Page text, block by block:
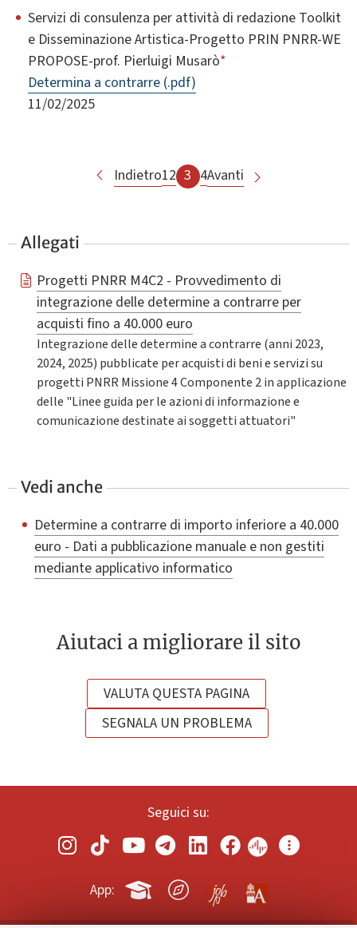
Servizi di consulenza per attività di redazione Toolkit
e Disseminazione Artistica-Progetto PRIN PNRR-WE
PROPOSE-prof. Pierluigi Musarò*
Determina a contrarre (.pdf)
11/02/2025
Indietro12 3 4Avanti
Allegati
Progetti PNRR M4C2 - Provvedimento di
integrazione delle determine a contrarre per
acquisti fino a 40.000 euro
Integrazione delle determine a contrarre (anni 2023,
2024, 2025) pubblicate per acquisti di beni e servizi su
progetti PNRR Missione 4 Componente 2 in applicazione
delle "Linee guida per le azioni di informazione e
comunicazione destinate ai soggetti attuatori"
Vedi anche
Determine a contrarre di importo inferiore a 40.000
euro - Dati a pubblicazione manuale e non gestiti
mediante applicativo informatico
Aiutaci a migliorare il sito
VALUTA QUESTA PAGINA
SEGNALA UN PROBLEMA
Seguici su:
App: